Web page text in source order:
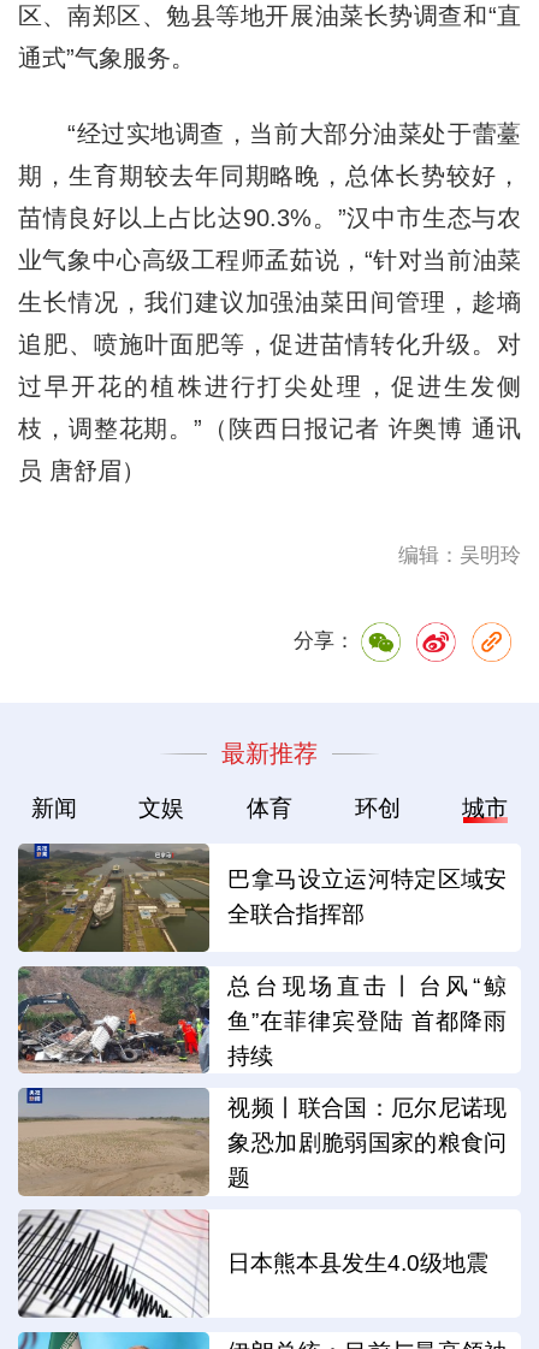
区、南郑区、勉县等地开展油菜长势调查和“直
通式”气象服务。
“经过实地调查，当前大部分油菜处于蕾薹
期，生育期较去年同期略晚，总体长势较好，
苗情良好以上占比达90.3%。”汉中市生态与农
业气象中心高级工程师孟茹说，“针对当前油菜
生长情况，我们建议加强油菜田间管理，趁墒
追肥、喷施叶面肥等，促进苗情转化升级。对
过早开花的植株进行打尖处理，促进生发侧
枝，调整花期。”（陕西日报记者 许奥博 通讯
员 唐舒眉）
编辑：吴明玲
分享：
最新推荐
新闻 文娱 体育 环创 城市
巴拿马设立运河特定区域安
全联合指挥部
总台现场直击丨台风“鲸
鱼”在菲律宾登陆 首都降雨
持续
视频丨联合国：厄尔尼诺现
象恐加剧脆弱国家的粮食问
题
日本熊本县发生4.0级地震